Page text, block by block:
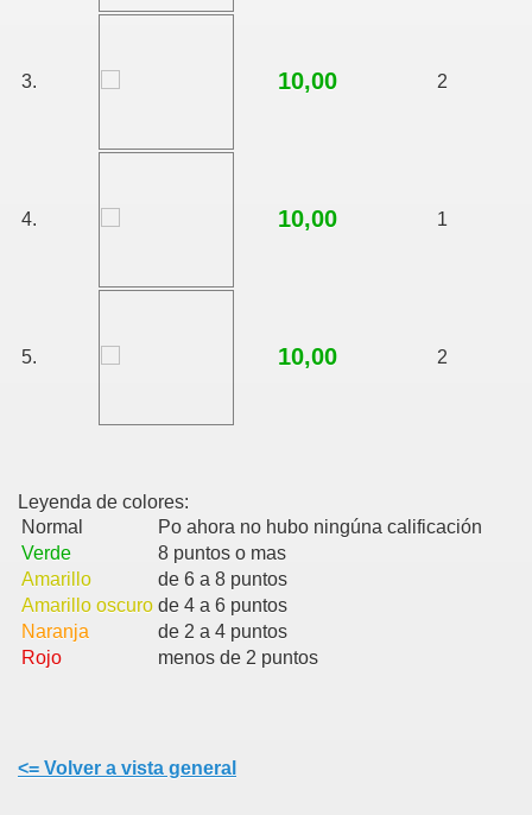
3. 10,00 2
4. 10,00 1
5. 10,00 2
Leyenda de colores:
Normal
Po ahora no hubo ningúna calificación
Verde
8 puntos o mas
Amarillo
de 6 a 8 puntos
Amarillo oscuro de 4 a 6 puntos
Naranja
de 2 a 4 puntos
Rojo
menos de 2 puntos
<= Volver a vista general